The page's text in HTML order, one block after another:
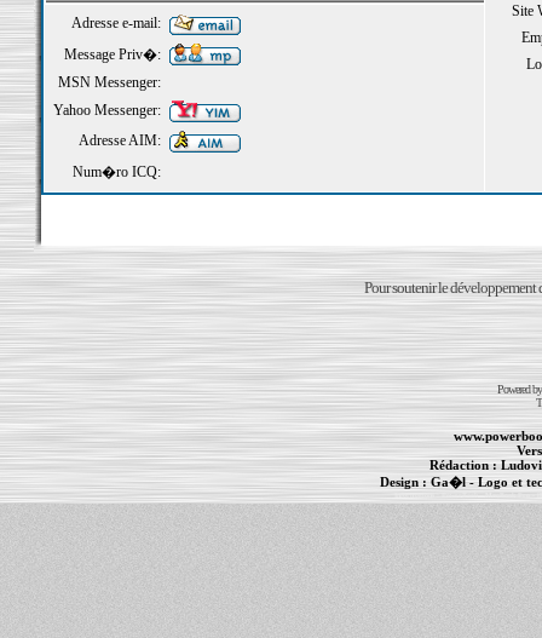
Site
Adresse e-mail:
Message Priv�:
MSN Messenger:
Yahoo Messenger:
Adresse AIM:
Num�ro ICQ:
Pour soutenir le développement
Powered
Rédaction :
Design : Ga�l- Logo et